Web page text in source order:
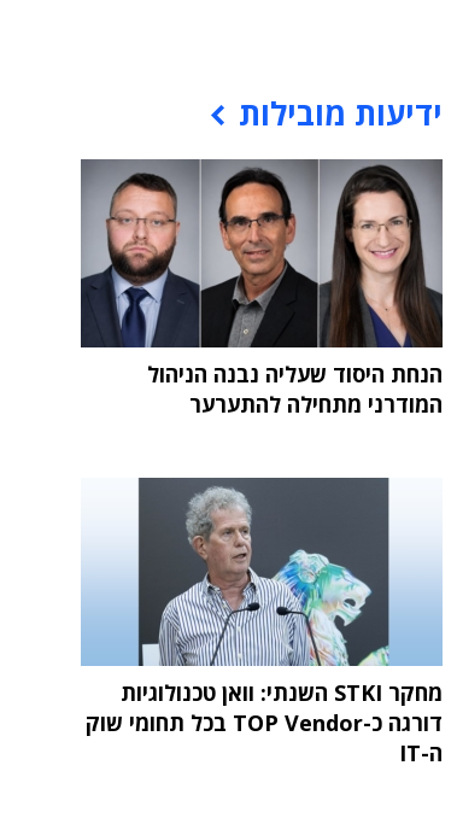
ידיעות מובילות
הנחת היסוד שעליה נבנה הניהול
המודרני מתחילה להתערער
מחקר STKI השנתי: וואן טכנולוגיות
דורגה כ-TOP Vendor בכל תחומי שוק
ה-IT